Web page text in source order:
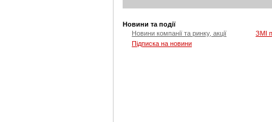
Новини та події
Новини компанії та ринку, акції
ЗМІ
Підписка на новини